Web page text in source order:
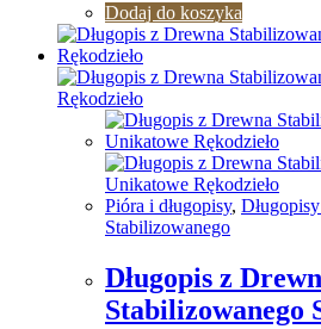
Dodaj do koszyka
Pióra i długopisy,
Stabilizowanego
Długopis z
Stabilizowanego